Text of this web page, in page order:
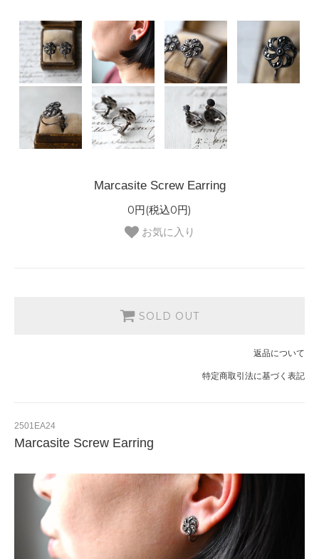
Marcasite Screw Earring
0円(税込0円)
お気に入り
SOLD OUT
返品について
特定商取引法に基づく表記
2501EA24
Marcasite Screw Earring